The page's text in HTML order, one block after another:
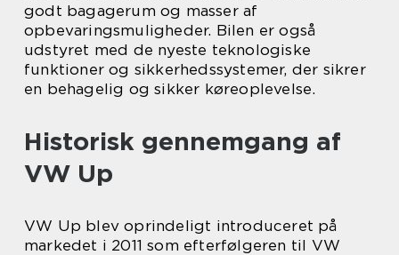
godt bagagerum og masser af
opbevaringsmuligheder. Bilen er også
udstyret med de nyeste teknologiske
funktioner og sikkerhedssystemer, der sikrer
en behagelig og sikker køreoplevelse.
Historisk gennemgang af
VW Up
VW Up blev oprindeligt introduceret på
markedet i 2011 som efterfølgeren til VW